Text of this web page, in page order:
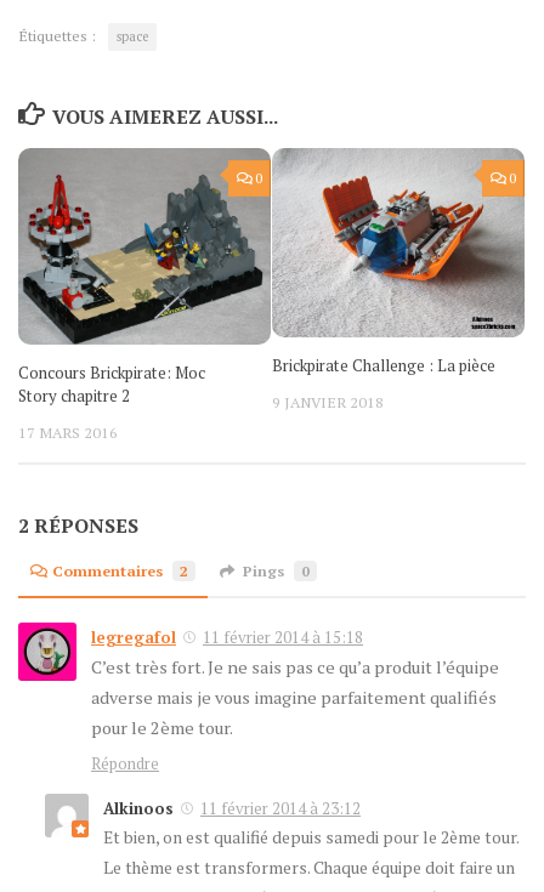
Étiquettes : space
VOUS AIMEREZ AUSSI...
0
Concours Brickpirate: Moc
Story chapitre 2
17 MARS 2016
0
Brickpirate Challenge : La pièce
9 JANVIER 2018
2 RÉPONSES
Commentaires 2 Pings 0
legregafol 11 février 2014 à 15:18
C’est très fort. Je ne sais pas ce qu’a produit l’équipe
adverse mais je vous imagine parfaitement qualifiés
pour le 2ème tour.
Répondre
Alkinoos
11 février 2014 à 23:12
Et bien, on est qualifié depuis samedi pour le 2ème tour.
Le thème est transformers. Chaque équipe doit faire un